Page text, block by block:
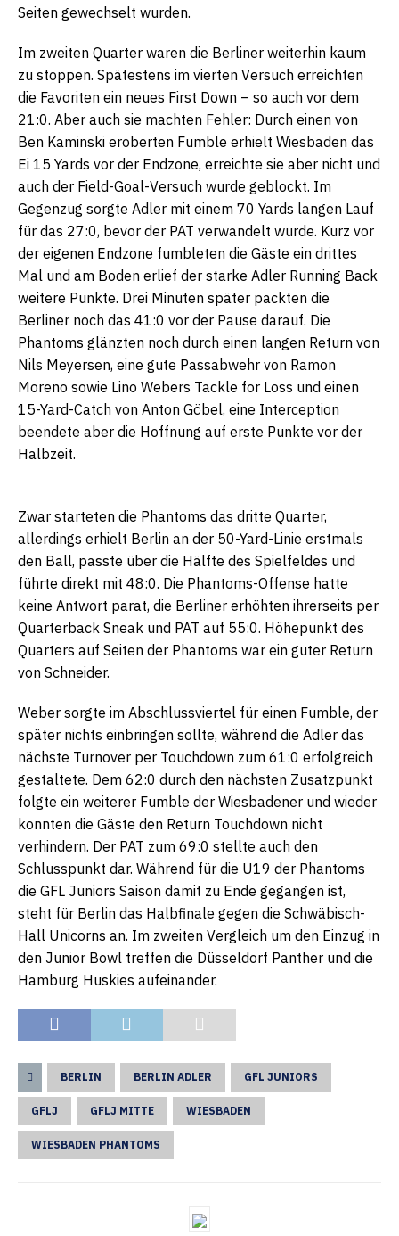
Seiten gewechselt wurden.
Im zweiten Quarter waren die Berliner weiterhin kaum
zu stoppen. Spätestens im vierten Versuch erreichten
die Favoriten ein neues First Down – so auch vor dem
21:0. Aber auch sie machten Fehler: Durch einen von
Ben Kaminski eroberten Fumble erhielt Wiesbaden das
Ei 15 Yards vor der Endzone, erreichte sie aber nicht und
auch der Field-Goal-Versuch wurde geblockt. Im
Gegenzug sorgte Adler mit einem 70 Yards langen Lauf
für das 27:0, bevor der PAT verwandelt wurde. Kurz vor
der eigenen Endzone fumbleten die Gäste ein drittes
Mal und am Boden erlief der starke Adler Running Back
weitere Punkte. Drei Minuten später packten die
Berliner noch das 41:0 vor der Pause darauf. Die
Phantoms glänzten noch durch einen langen Return von
Nils Meyersen, eine gute Passabwehr von Ramon
Moreno sowie Lino Webers Tackle for Loss und einen
15-Yard-Catch von Anton Göbel, eine Interception
beendete aber die Hoffnung auf erste Punkte vor der
Halbzeit.
Zwar starteten die Phantoms das dritte Quarter,
allerdings erhielt Berlin an der 50-Yard-Linie erstmals
den Ball, passte über die Hälfte des Spielfeldes und
führte direkt mit 48:0. Die Phantoms-Offense hatte
keine Antwort parat, die Berliner erhöhten ihrerseits per
Quarterback Sneak und PAT auf 55:0. Höhepunkt des
Quarters auf Seiten der Phantoms war ein guter Return
von Schneider.
Weber sorgte im Abschlussviertel für einen Fumble, der
später nichts einbringen sollte, während die Adler das
nächste Turnover per Touchdown zum 61:0 erfolgreich
gestaltete. Dem 62:0 durch den nächsten Zusatzpunkt
folgte ein weiterer Fumble der Wiesbadener und wieder
konnten die Gäste den Return Touchdown nicht
verhindern. Der PAT zum 69:0 stellte auch den
Schlusspunkt dar. Während für die U19 der Phantoms
die GFL Juniors Saison damit zu Ende gegangen ist,
steht für Berlin das Halbfinale gegen die Schwäbisch-
Hall Unicorns an. Im zweiten Vergleich um den Einzug in
den Junior Bowl treffen die Düsseldorf Panther und die
Hamburg Huskies aufeinander.
BERLIN BERLIN ADLER GFL JUNIORS
GFLJ GFLJ MITTE WIESBADEN
WIESBADEN PHANTOMS